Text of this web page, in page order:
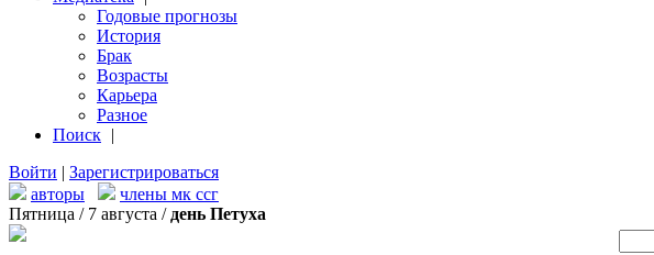
Годовые прогнозы
История
Брак
Возрасты
Карьера
Разное
Поиск |
Войти | Зарегистрироваться
авторы
члены мк ссг
Пятница / 7 августа / день Петуха